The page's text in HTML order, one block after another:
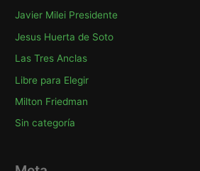
Javier Milei Presidente
Jesus Huerta de Soto
Las Tres Anclas
Libre para Elegir
Milton Friedman
Sin categoría